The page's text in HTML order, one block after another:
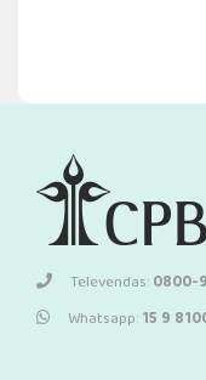
Televendas:0800-
Whatsapp:15 9